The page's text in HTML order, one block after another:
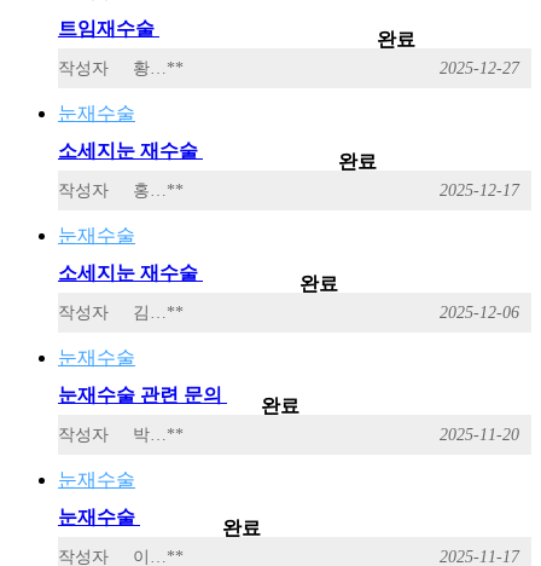
완료
트임재수술
작성자 황…** 2025-12-27
완료
눈재수술
소세지눈 재수술
작성자 홍…** 2025-12-17
완료
눈재수술
소세지눈 재수술
작성자 김…** 2025-12-06
완료
눈재수술
눈재수술 관련 문의
작성자 박…** 2025-11-20
완료
눈재수술
눈재수술
작성자 이…** 2025-11-17